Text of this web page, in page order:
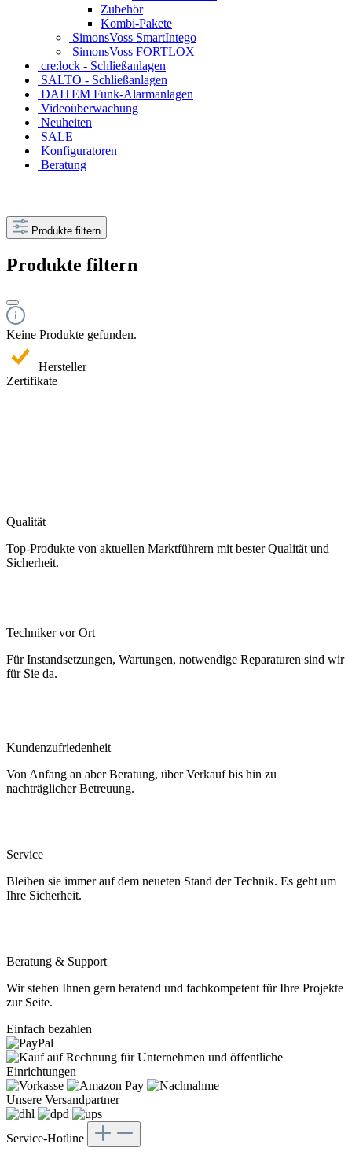
Zubehör
Kombi-Pakete
SimonsVoss SmartIntego
SimonsVoss FORTLOX
cre:lock - Schließanlagen
SALTO - Schließanlagen
DAITEM Funk-Alarmanlagen
Videoüberwachung
Neuheiten
SALE
Konfiguratoren
Beratung
Produkte filtern
Produkte filtern
Keine Produkte gefunden.
Hersteller
Zertifikate
Qualität
Top-Produkte von aktuellen Marktführern mit bester Qualität und
Sicherheit.
Techniker vor Ort
Für Instandsetzungen, Wartungen, notwendige Reparaturen sind wir
für Sie da.
Kundenzufriedenheit
Von Anfang an aber Beratung, über Verkauf bis hin zu
nachträglicher Betreuung.
Service
Bleiben sie immer auf dem neueten Stand der Technik. Es geht um
Ihre Sicherheit.
Beratung & Support
Wir stehen Ihnen gern beratend und fachkompetent für Ihre Projekte
zur Seite.
Einfach bezahlen
Unsere Versandpartner
Service-Hotline